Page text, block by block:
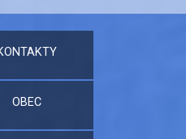
stránky
OBEC